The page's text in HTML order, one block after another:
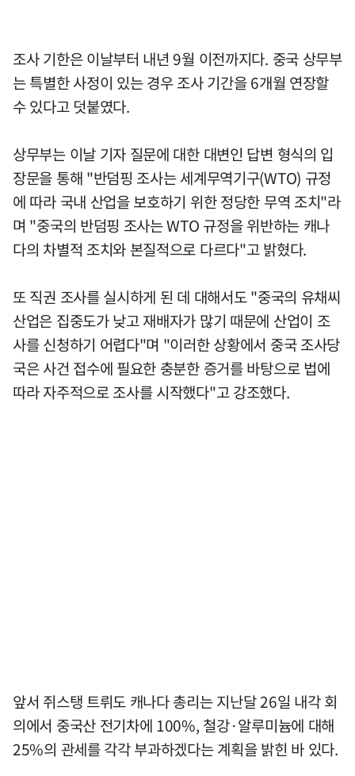
조사 기한은 이날부터 내년 9월 이전까지다. 중국 상무부
는 특별한 사정이 있는 경우 조사 기간을 6개월 연장할
수 있다고 덧붙였다.
상무부는 이날 기자 질문에 대한 대변인 답변 형식의 입
장문을 통해 "반덤핑 조사는 세계무역기구(WTO) 규정
에 따라 국내 산업을 보호하기 위한 정당한 무역 조치"라
며 "중국의 반덤핑 조사는 WTO 규정을 위반하는 캐나
다의 차별적 조치와 본질적으로 다르다"고 밝혔다.
또 직권 조사를 실시하게 된 데 대해서도 "중국의 유채씨
산업은 집중도가 낮고 재배자가 많기 때문에 산업이 조
사를 신청하기 어렵다"며 "이러한 상황에서 중국 조사당
국은 사건 접수에 필요한 충분한 증거를 바탕으로 법에
따라 자주적으로 조사를 시작했다"고 강조했다.
앞서 쥐스탱 트뤼도 캐나다 총리는 지난달 26일 내각 회
의에서 중국산 전기차에 100%, 철강·알루미늄에 대해
25%의 관세를 각각 부과하겠다는 계획을 밝힌 바 있다.